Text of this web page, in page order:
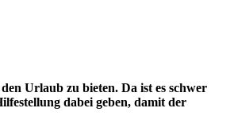
Urlaub zu bieten. Da ist es schwer
dabei geben, damit der